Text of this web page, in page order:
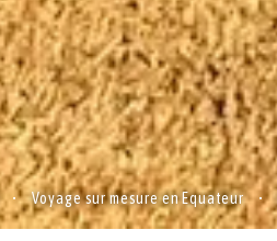
Voyage sur mesure en Equateur